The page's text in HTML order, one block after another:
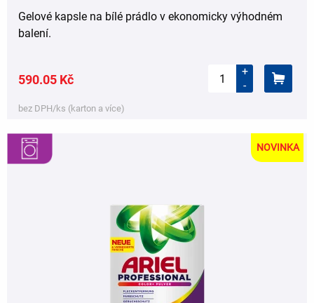
Gelové kapsle na bílé prádlo v ekonomicky výhodném
balení.
590.05 Kč
+
-
bez DPH/ks (karton a více)
NOVINKA